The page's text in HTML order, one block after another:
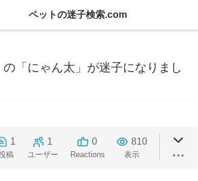
「にゃん太」が迷子になりまし
1
稿
1
ユーザー
0
Reactions
810
表示
ペットの迷子検索.com